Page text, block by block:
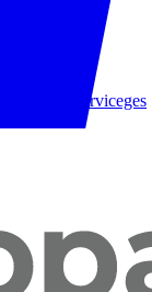
Daten Serviceges